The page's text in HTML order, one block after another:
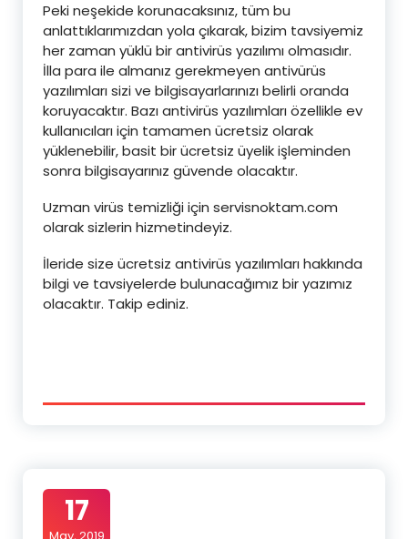
Peki neşekide korunacaksınız, tüm bu
anlattıklarımızdan yola çıkarak, bizim tavsiyemiz
her zaman yüklü bir antivirüs yazılımı olmasıdır.
İlla para ile almanız gerekmeyen antivürüs
yazılımları sizi ve bilgisayarlarınızı belirli oranda
koruyacaktır. Bazı antivirüs yazılımları özellikle ev
kullanıcıları için tamamen ücretsiz olarak
yüklenebilir, basit bir ücretsiz üyelik işleminden
sonra bilgisayarınız güvende olacaktır.
Uzman virüs temizliği için servisnoktam.com
olarak sizlerin hizmetindeyiz.
İleride size ücretsiz antivirüs yazılımları hakkında
bilgi ve tavsiyelerde bulunacağımız bir yazımız
olacaktır. Takip ediniz.
17